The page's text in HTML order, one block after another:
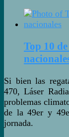
Top 10
Si bien las
470, Láser
problemas
de la 49er y
jornada.